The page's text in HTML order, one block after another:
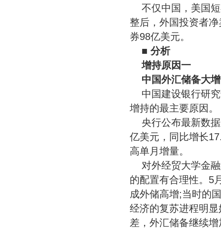
不仅中国，美国
整后，外国投资者
券98亿美元。
■ 分析
增持原因一
中国外汇储备大增
中国建设银行研
增持的最主要原因。
央行公布最新数
亿美元，同比增长
高单月增量。
对外经贸大学金
的配置有合理性。5
成外储高增;当时的
经济的复苏进程明
差，外汇储备继续